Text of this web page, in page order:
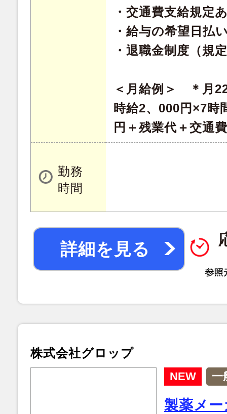
・交通費支給規定
・給与の希望日払
・退職金制度（規
＜月給例＞ ＊月
時給2、000円×7
円＋残業代＋交通費
勤務
時間
詳細を見る
株式会社グロップ
NEW 一
製薬メ